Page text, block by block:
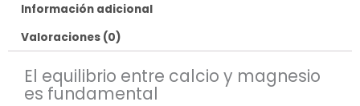
Información adicional
Valoraciones (0)
El equilibrio entre calcio y magnesio
es fundamental